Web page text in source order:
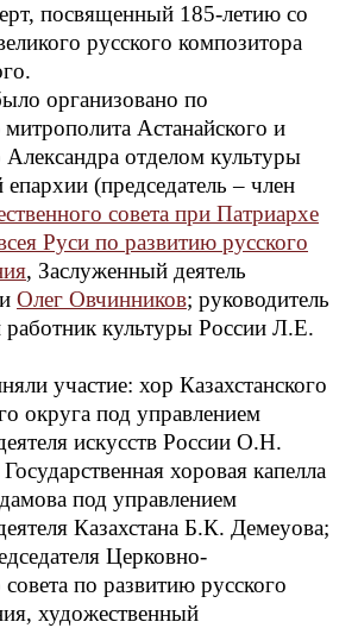
посвященный 185-летию со
русского композитора
организовано по
Астанайского и
Александра отделом культуры
(председатель – член
совета при Патриархе
Руси по развитию русского
, Заслуженный деятель
Олег Овчинников; руководитель
культуры России Л.Е.
участие: хор Казахстанского
округа под управлением
искусств России О.Н.
хоровая капелла
под управлением
Казахстана Б.К. Демеуова;
Церковно-
по развитию русского
художественный